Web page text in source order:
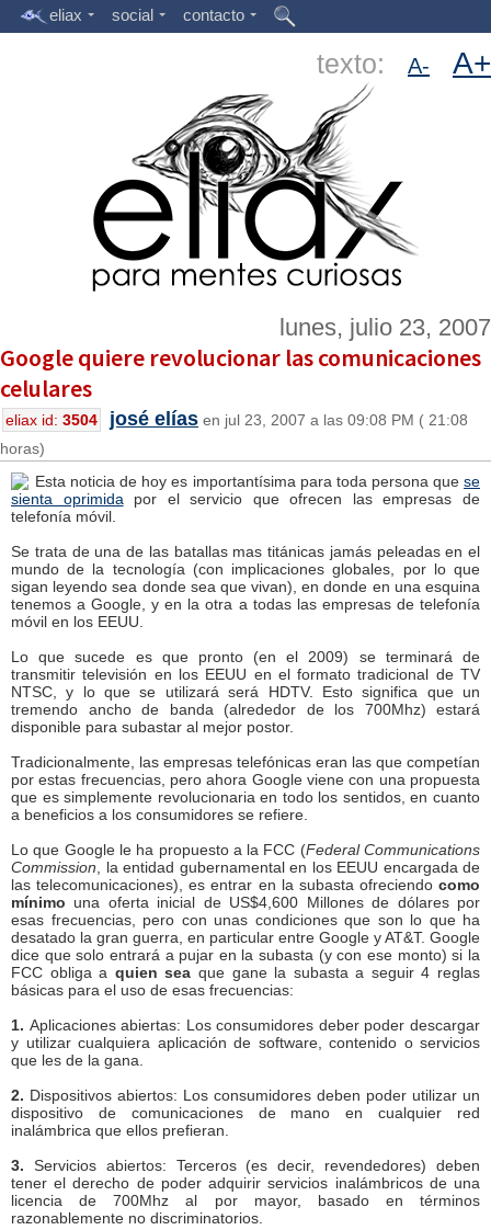
eliax social contacto
texto: A- A+
lunes, julio 23, 2007
Google quiere revolucionar las comunicaciones
celulares
eliax id: 3504 josé elías en jul 23, 2007 a las 09:08 PM ( 21:08
horas)
Esta noticia de hoy es importantísima para toda persona que se
sienta oprimida por el servicio que ofrecen las empresas de
telefonía móvil.
Se trata de una de las batallas mas titánicas jamás peleadas en el
mundo de la tecnología (con implicaciones globales, por lo que
sigan leyendo sea donde sea que vivan), en donde en una esquina
tenemos a Google, y en la otra a todas las empresas de telefonía
móvil en los EEUU.
Lo que sucede es que pronto (en el 2009) se terminará de
transmitir televisión en los EEUU en el formato tradicional de TV
NTSC, y lo que se utilizará será HDTV. Esto significa que un
tremendo ancho de banda (alrededor de los 700Mhz) estará
disponible para subastar al mejor postor.
Tradicionalmente, las empresas telefónicas eran las que competían
por estas frecuencias, pero ahora Google viene con una propuesta
que es simplemente revolucionaria en todo los sentidos, en cuanto
a beneficios a los consumidores se refiere.
Lo que Google le ha propuesto a la FCC (Federal Communications
Commission , la entidad gubernamental en los EEUU encargada de
las telecomunicaciones), es entrar en la subasta ofreciendo como
mínimo una oferta inicial de US$4,600 Millones de dólares por
esas frecuencias, pero con unas condiciones que son lo que ha
desatado la gran guerra, en particular entre Google y AT&T. Google
dice que solo entrará a pujar en la subasta (y con ese monto) si la
FCC obliga a quien sea que gane la subasta a seguir 4 reglas
básicas para el uso de esas frecuencias:
1. Aplicaciones abiertas: Los consumidores deber poder descargar
y utilizar cualquiera aplicación de software, contenido o servicios
que les de la gana.
2. Dispositivos abiertos: Los consumidores deben poder utilizar un
dispositivo de comunicaciones de mano en cualquier red
inalámbrica que ellos prefieran.
3. Servicios abiertos: Terceros (es decir, revendedores) deben
tener el derecho de poder adquirir servicios inalámbricos de una
licencia de 700Mhz al por mayor, basado en términos
razonablemente no discriminatorios.